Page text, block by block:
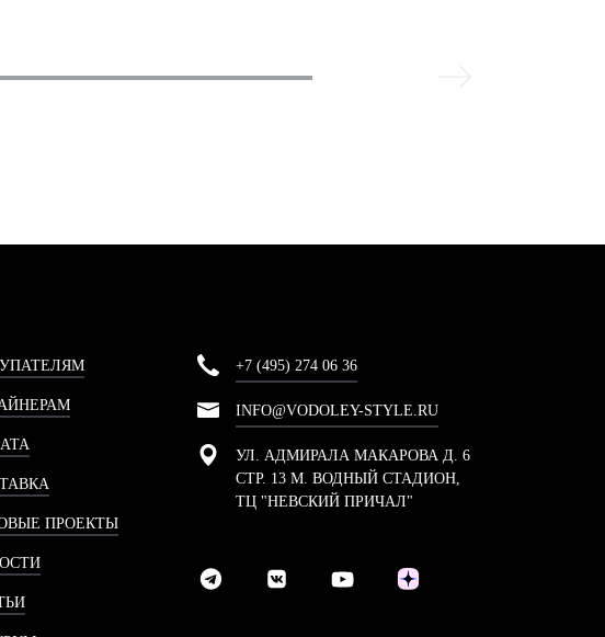
ПРОЕКТЫ
+7 (495) 274 06 36
INFO@VODOLEY-STYLE.RU
УЛ. АДМИРАЛА МАКАРОВА Д. 6
СТР. 13 М. ВОДНЫЙ СТАДИОН,
ТЦ "НЕВСКИЙ ПРИЧАЛ"